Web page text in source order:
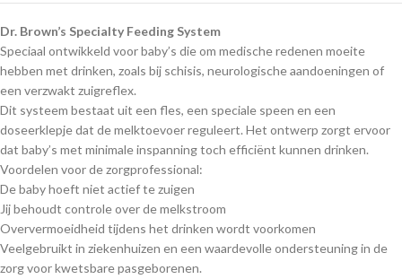
Dr. Brown’s Specialty Feeding System
Speciaal ontwikkeld voor baby’s die om medische redenen moeite
hebben met drinken, zoals bij schisis, neurologische aandoeningen of
een verzwakt zuigreflex.
Dit systeem bestaat uit een fles, een speciale speen en een
doseerklepje dat de melktoevoer reguleert. Het ontwerp zorgt ervoor
dat baby’s met minimale inspanning toch efficiënt kunnen drinken.
Voordelen voor de zorgprofessional:
De baby hoeft niet actief te zuigen
Jij behoudt controle over de melkstroom
Oververmoeidheid tijdens het drinken wordt voorkomen
Veelgebruikt in ziekenhuizen en een waardevolle ondersteuning in de
zorg voor kwetsbare pasgeborenen.